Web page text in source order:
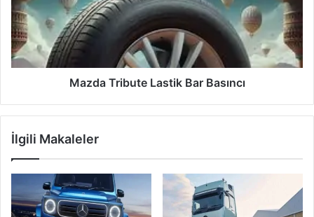
Basıncı
Mazda Tribute Lastik Bar Basıncı
İlgili Makaleler